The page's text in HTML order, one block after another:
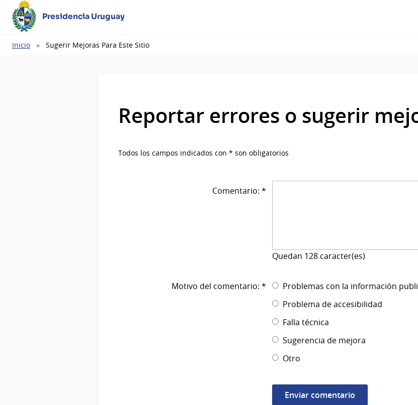
Presidencia Uruguay
Ruta
Inicio Sugerir Mejoras Para Este Sitio
Reportar errores o sugerir
Todos los campos indicados con * son obligatorios
Comentario: *
Quedan 128 caracter(es)
Motivo del comentario: *
Problemas con la información
Problema de accesibilidad
Falla técnica
Sugerencia de mejora
Otro